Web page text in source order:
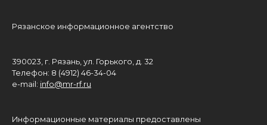
Рязанское информационное агентство
390023, г. Рязань, ул. Горького, д. 32
Телефон: 8 (4912) 46-34-04
e-mail: info@mr-rf.ru
Информационные материалы предоставлены